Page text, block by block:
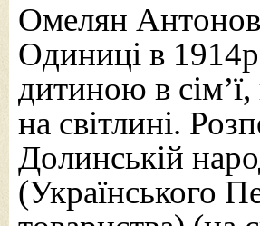
Омелян
Одиниці в
дитиною в
на світлині.
Долинській
(Українського